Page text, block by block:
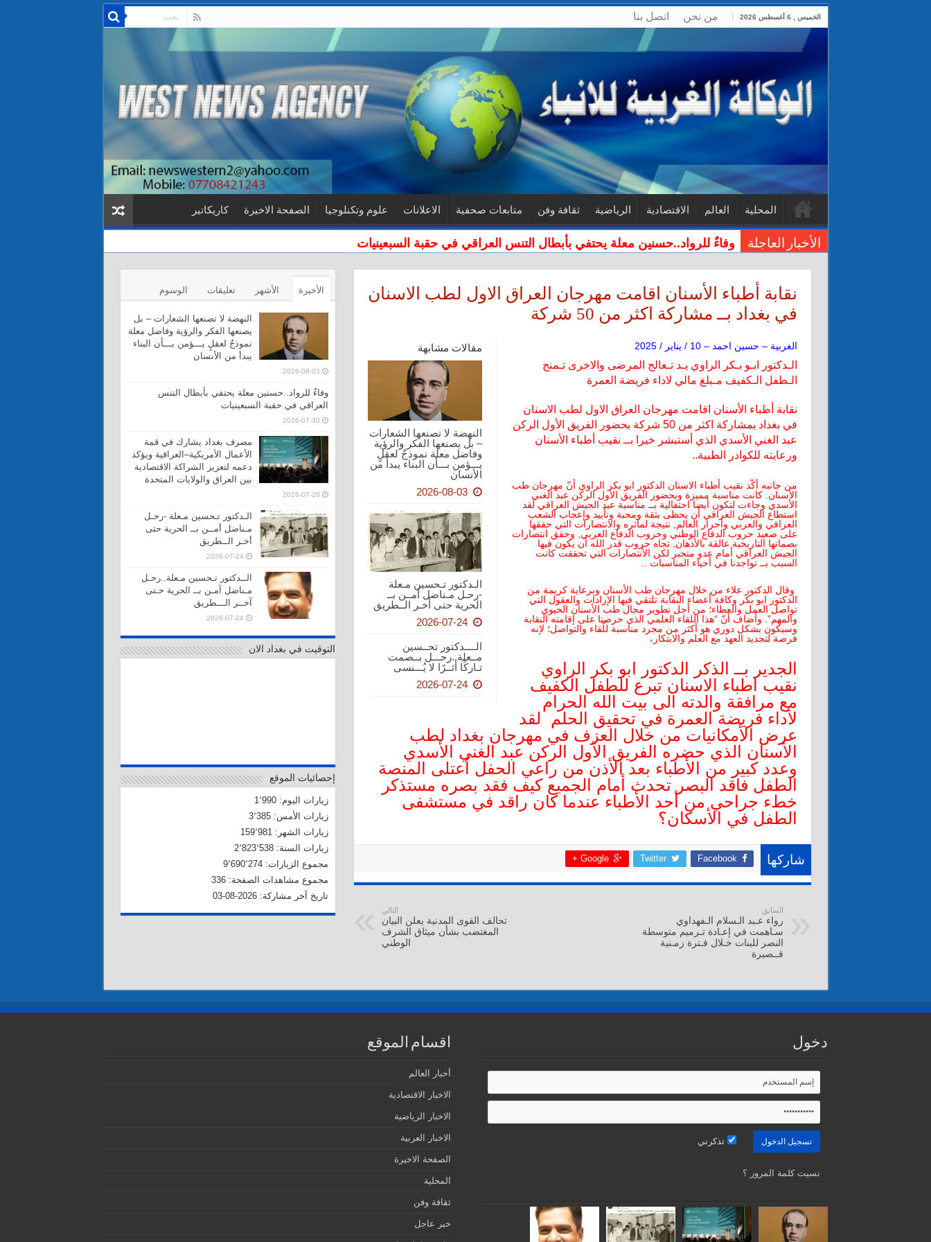
الخميس , 6 أغسطس 2026 من نحن اتصل بنا
المحلية العالم الاقتصادية الرياضية ثقافة وفن متابعات صحفية الاعلانات علوم وتكنلوجيا الصفحة الاخيرة كاريكاتير
الأخبار العاجلة وفاءٌ للرواد..حسنين معلة يحتفي بأبطال التنس العراقي في حقبة السبعينيات
نقابة أطباء الأسنان اقامت مهرجان العراق الاول لطب الاسنان
في بغداد بــ مشاركة اكثر من 50 شركة
مقالات مشابهة
النهضة لا تصنعها الشعارات
– بل يصنعها الفكر والرؤية
وفاضل معلة نموذجٌ لعقلٍ
يـــؤمن بـــأن البناء يبدأ من
الأنسان
2026-08-03
الـدكتور تـحسين مـعلة
-رحـل مـناضل أمــن بــ
الحرية حتى أخـر الــطريق
2026-07-24
الــــدكتور تحــسين
مــعلة..رحـــل بــصمت
تـاركًا أثــرًا لا يُـــنسى
2026-07-24
الغربية – حسين احمد – 10 / يناير / 2025
الـدكتور ابـو بـكر الراوي يـد تـعالج المرضى والاخرى تـمنح
الـطفل الـكفيف مـبلغ مالي لاداء فريضة العمرة
نقابة أطباء الأسنان اقامت مهرجان العراق الاول لطب الاسنان
في بغداد بمشاركة اكثر من 50 شركة بحضور الفريق الأول الركن
عبد الغني الأسدي الذي أستبشر خيرا بــ نقيب أطباء الأسنان
ورعايته للكوادر الطبية..
من جانبه أكّد نقيب أطباء الاسنان الدكتور ابو بكر الراوي أنّ مهرجان طب
الأسنان. كانت مناسبة مميزة وبحضور الفريق الأول الركن عبد الغني
الأسدي وجاءت لتكون أيضا احتفالية بــ مناسبة عيد الجيش العراقي لقد
استطاع الجيش العراقي أن يحظى بثقة ومحبة وتأييد وإعجاب الشعب
العراقي والعربي وأحرار العالم, نتيجة لمآثره والانتصارات التي حققها
على صعيد حروب الدفاع الوطني وحروب الدفاع العربي, وحقق انتصارات
بصماتها التاريخية عالقة بالأذهان, تجاه حروب قدر الله أن يكون فيها
الجيش العراقي أمام عدو متجبر لكن الأنتصارات التي تحققت كانت
السبب بــ تواجدنا في أحياء المناسبات ..
وقال الدكتور علاء من خلال مهرجان طب الأسنان وبرعاية كريمة من
الدكتور ابو بكر وكافة أعضاء النقابة تلتقي فيها الإرادات والعقول التي
تواصل العمل والعطاء؛ من أجل تطوير مجال طب الأسنان الحيوي
والمهم”. وأضاف أنّ “هذا اللقاء العلمي الذي حرصنا على إقامته النقابة
وسيكون بشكل دوري هو أكثر من مجرد مناسبة للّقاء والتواصل؛ لإنه
فرصة لتجديد العهد مع العلم والابتكار،
الجدير بــ الذكر الدكتور ابو بكر الراوي
نقيب اطباء الاسنان تبرع للطفل الكفيف
مع مرافقة والدته الى بيت الله الحرام
لأداء فريضة العمرة في تحقيق الحلم لقد
عرض الأمكانيات من خلال العزف في مهرجان بغداد لطب
الأسنان الذي حضره الفريق الأول الركن عبد الغني الأسدي
وعدد كبير من الأطباء بعد الأذن من راعي الحفل أعتلى المنصة
الطفل فاقد البصر تحدث أمام الجميع كيف فقد بصره مستذكر
خطء جراحي من أحد الأطباء عندما كان راقد في مستشفى
الطفل في الأسكان؟
شاركها Facebook
Twitter
Google +
السابق
رواء عـبد الـسلام الـفهداوي
سـاهمت في إعـادة تـرميم متوسطة
النصر للبنات خـلال فـترة زمـنية
قــصيرة
التالي
تحالف القوى المدنية يعلن البيان
المغتضب بشأن ميثاق الشرف
الوطني
الأخيرة الأشهر تعليقات الوسوم
النهضة لا تصنعها الشعارات – بل
يصنعها الفكر والرؤية وفاضل معلة
نموذجٌ لعقلٍ يـــؤمن بـــأن البناء
يبدأ من الأنسان
2026-08-03
وفاءٌ للرواد..حسنين معلة يحتفي بأبطال التنس
العراقي في حقبة السبعينيات
2026-07-30
مصرف بغداد يشارك في قمة
الأعمال الأمريكية–العراقية ويؤكد
دعمه لتعزيز الشراكة الاقتصادية
بين العراق والولايات المتحدة
2026-07-26
الـدكتور تـحسين مـعلة -رحـل
مـناضل أمــن بــ الحرية حتى
أخـر الــطريق
2026-07-24
الــدكتور تـحسين مـعلة..رحـل
مـناضل آمـن بــ الحرية حـتى
آخــر الـــطريق
2026-07-24
التوقيت في بغداد الان
إحصائيات الموقع
زيارات اليوم: 1٬990
زيارات الأمس: 3٬385
زيارات الشهر: 159٬981
زيارات السنة: 2٬823٬538
مجموع الزيارات: 9٬690٬274
مجموع مشاهدات الصفحة: 336
تاريخ آخر مشاركة: 2026-08-03
دخول
تذكرني
نسيت كلمة المرور ؟
اقسام الموقع
أخبار العالم
الاخبار الاقتصادية
الاخبار الرياضية
الاخبار العربية
الصفحة الاخيرة
المحلية
ثقافة وفن
خبر عاجل